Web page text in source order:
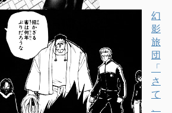
幻
影
旅
団
「
さ
て